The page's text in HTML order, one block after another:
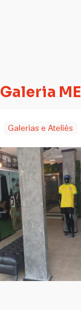
Galeria ME
Galerias e Ateliês